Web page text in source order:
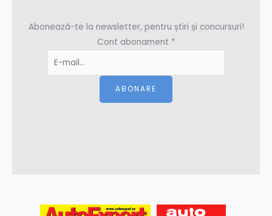
Abonează-te la newsletter, pentru știri și concursuri!
Cont abonament *
ABONARE